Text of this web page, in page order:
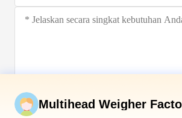
Multihead Weigher